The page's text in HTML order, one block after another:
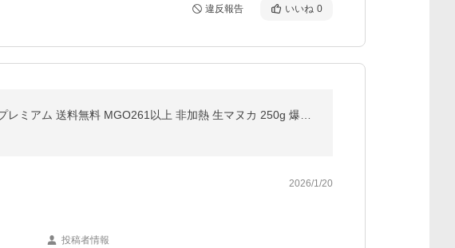
違反報告 いいね 0
2026/1/20
投稿者情報